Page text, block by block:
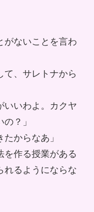
ないことを言わ
、サレトナから
いいわよ。カクヤ
？」
からなあ」
を作る授業がある
れるようにならな